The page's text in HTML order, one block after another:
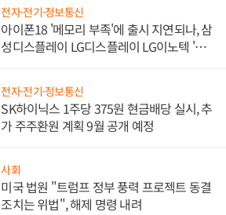
전자·전기·정보통신
아이폰18 '메모리 부족'에 출시 지연되나, 삼
성디스플레이 LG디스플레이 LG이노텍 '탈
전자·전기·정보통신
SK하이닉스 1주당 375원 현금배당 실시, 추
가 주주환원 계획 9월 공개 예정
사회
미국 법원 "트럼프 정부 풍력 프로젝트 동결
조치는 위법", 해제 명령 내려